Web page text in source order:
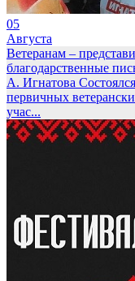
05
Августа
Ветеранам –
благодарственные
А. Игнатова
первичных
учас...